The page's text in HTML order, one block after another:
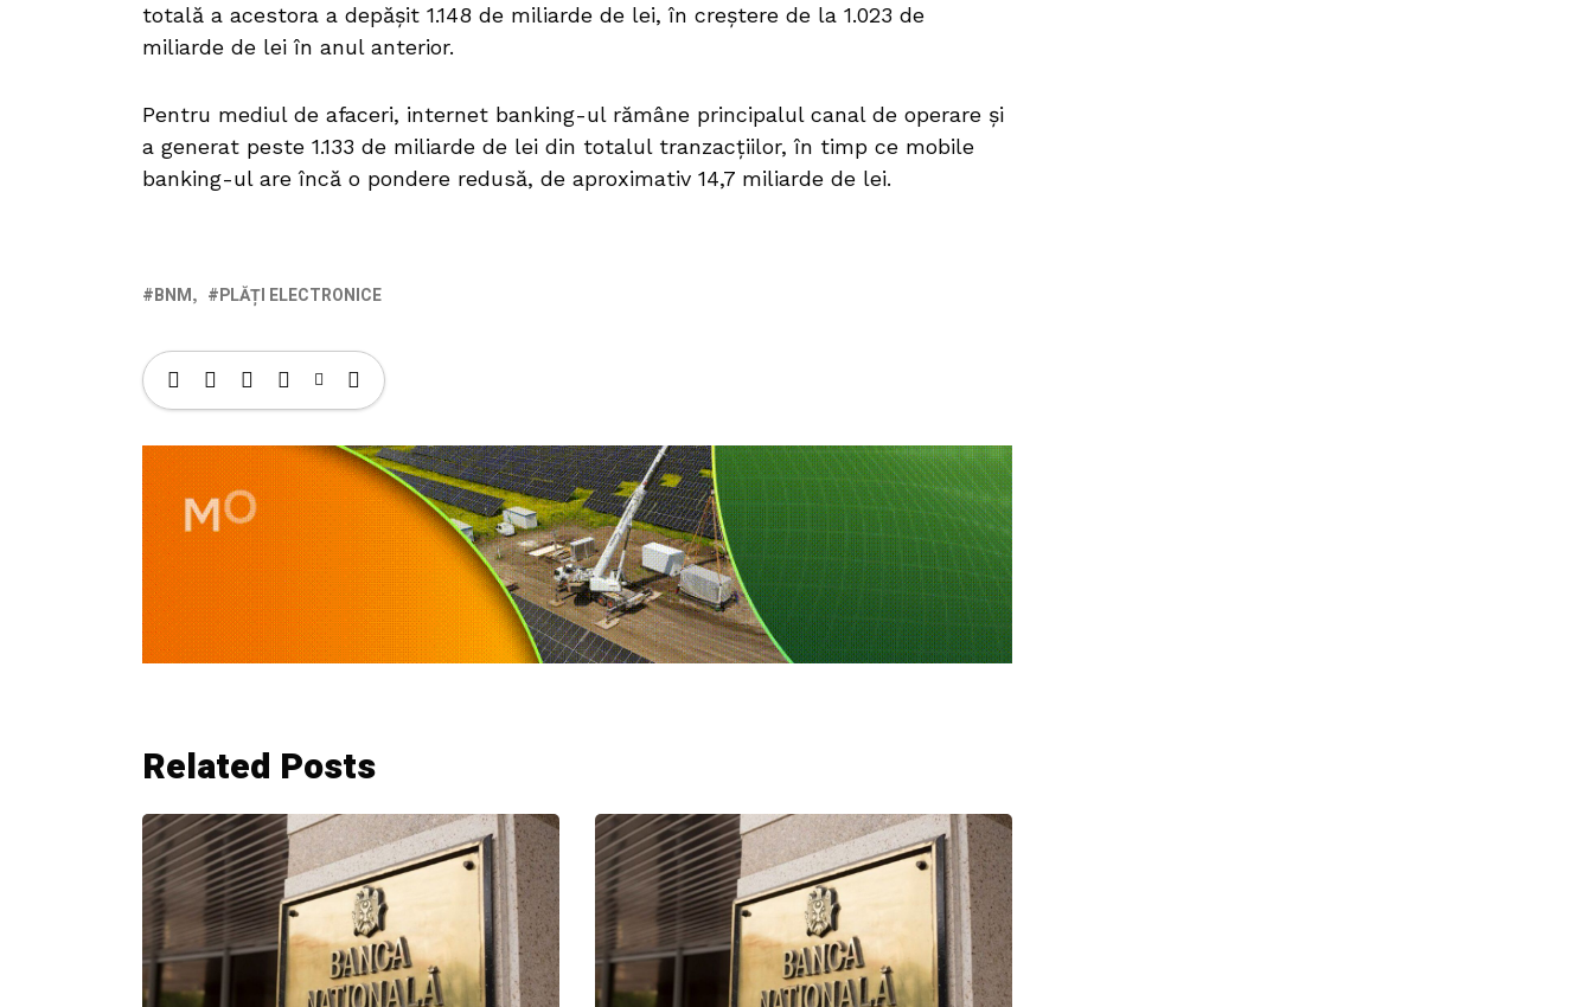
totală a acestora a depășit 1.148 de miliarde de lei, în creștere de la 1.023 de
miliarde de lei în anul anterior.
Pentru mediul de afaceri, internet banking-ul rămâne principalul canal de operare și
a generat peste 1.133 de miliarde de lei din totalul tranzacțiilor, în timp ce mobile
banking-ul are încă o pondere redusă, de aproximativ 14,7 miliarde de lei.
BNM PLĂȚI ELECTRONICE
Related Posts